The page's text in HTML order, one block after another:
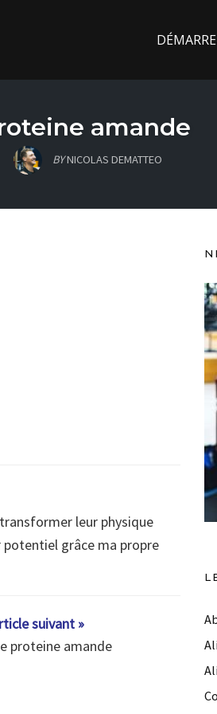
amande
BYNICOLAS DEMATTEO
leur physique
potentiel grâce ma propre
suivant »
proteine amande